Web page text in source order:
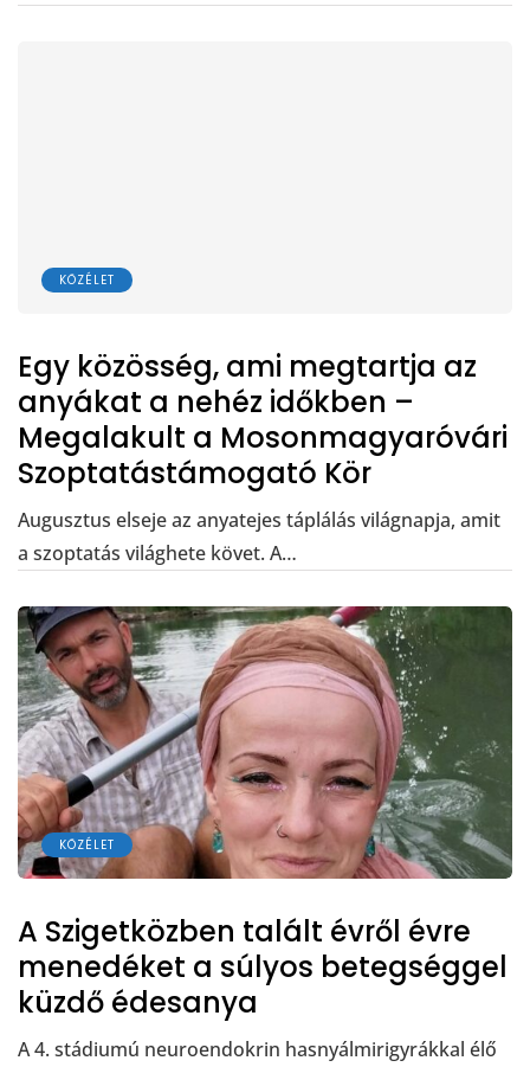
KÖZÉLET
Egy közösség, ami megtartja az
anyákat a nehéz időkben –
Megalakult a Mosonmagyaróvári
Szoptatástámogató Kör
Augusztus elseje az anyatejes táplálás világnapja, amit
a szoptatás világhete követ. A…
KÖZÉLET
A Szigetközben talált évről évre
menedéket a súlyos betegséggel
küzdő édesanya
A 4. stádiumú neuroendokrin hasnyálmirigyrákkal élő